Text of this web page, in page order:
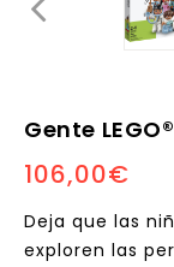
Gente
106,00€
Deja que las
exploren las